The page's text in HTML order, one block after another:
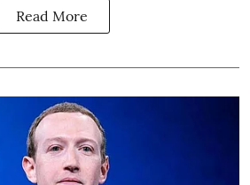
Read More